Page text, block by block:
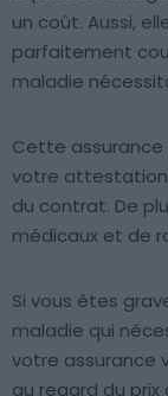
un coût. Aussi,
parfaitement
maladie
Cette assurance
votre attestation
du contrat. De
médicaux et de
Si vous êtes
maladie qui
votre assurance
au regard du prix